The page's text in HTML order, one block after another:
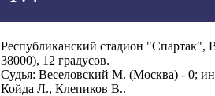
Республиканский стадион "Спартак",
38000), 12 градусов.
Судья: Веселовский М. (Москва) - 0;
Койда Л., Клепиков В..